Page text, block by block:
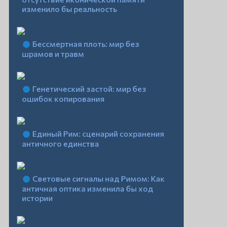
изменило бы реальность
Бессмертная плоть: мир без
шрамов и травм
Генетический застой: мир без
ошибок копирования
Единый Рим: сценарий сохранения
античного единства
Световые сигналы над Римом: Как
античная оптика изменила бы ход
истории